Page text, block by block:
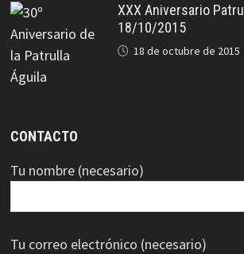
XXX Aniversario
18/10/2015
18 de octubre de 2015
CONTACTO
Tu nombre (necesario)
Tu correo electrónico (necesario)